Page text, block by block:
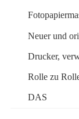
Neuer und
Drucker,
Rolle zu
DAS